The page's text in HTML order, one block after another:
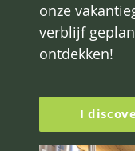
onze
verblijf
ontdekken!
I